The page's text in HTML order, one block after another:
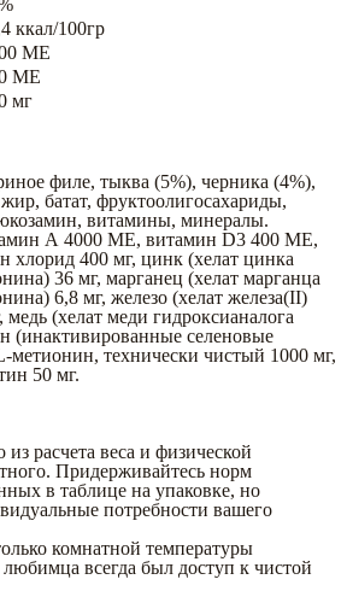
ккал/100гр
ME
ME
мг
филе, тыква (5%), черника (4%),
батат, фруктоолигосахариды,
витамины, минералы.
А 4000 МЕ, витамин D3 400 МЕ,
хлорид 400 мг, цинк (хелат цинка
36 мг, марганец (хелат марганца
6,8 мг, железо (хелат железа(II)
(хелат меди гидроксианалога
(инактивированные селеновые
технически чистый 1000 мг,
50 мг.
из расчета веса и физической
Придерживайтесь норм
в таблице на упаковке, но
потребности вашего
комнатной температуры
всегда был доступ к чистой